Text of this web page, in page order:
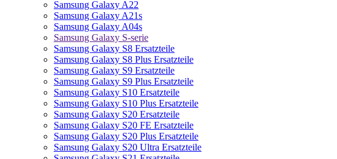
Samsung Galaxy A22
Samsung Galaxy A21s
Samsung Galaxy A04s
Samsung Galaxy S-serie
Samsung Galaxy S8 Ersatzteile
Samsung Galaxy S8 Plus Ersatzteile
Samsung Galaxy S9 Ersatzteile
Samsung Galaxy S9 Plus Ersatzteile
Samsung Galaxy S10 Ersatzteile
Samsung Galaxy S10 Plus Ersatzteile
Samsung Galaxy S20 Ersatzteile
Samsung Galaxy S20 FE Ersatzteile
Samsung Galaxy S20 Plus Ersatzteile
Samsung Galaxy S20 Ultra Ersatzteile